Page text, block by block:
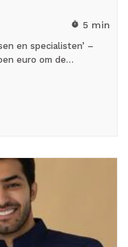
timer 5 min
en specialisten’ –
euro om de…